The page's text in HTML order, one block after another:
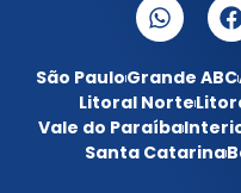
São PauloGrande ABC
Litoral Norte
Vale do Paraíba
Santa Catarina